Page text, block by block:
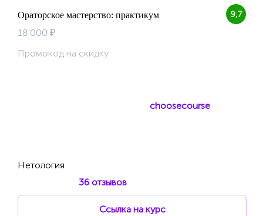
9,7
Ораторское мастерство: практикум
18 000 ₽
Промокод на скидку
choosecourse
Нетология
36 отзывов
Ссылка на курс